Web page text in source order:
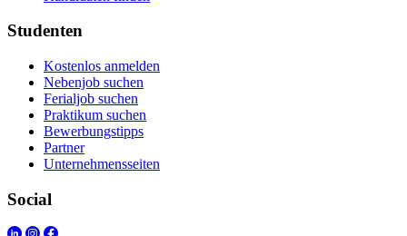
Studenten
Kostenlos anmelden
Nebenjob suchen
Ferialjob suchen
Praktikum suchen
Bewerbungstipps
Partner
Unternehmensseiten
Social